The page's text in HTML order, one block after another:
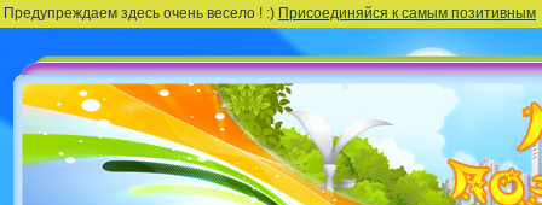
Предупреждаем здесь очень весело ! :) Присоединяйся к самым позитивным